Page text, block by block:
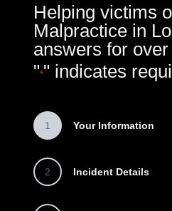
Helping victims
Malpractice in
answers for
"*" indicates
1 Your Information
2 Incident Details